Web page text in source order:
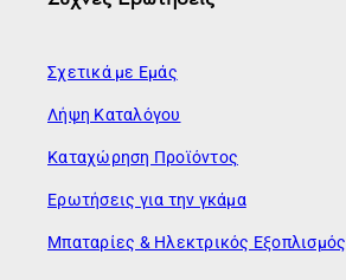
Σχετικά με Εμάς
Λήψη Καταλόγου
Καταχώρηση Προϊόντος
Ερωτήσεις για την γκάμα
Μπαταρίες & Ηλεκτρικός Εξοπλισμός